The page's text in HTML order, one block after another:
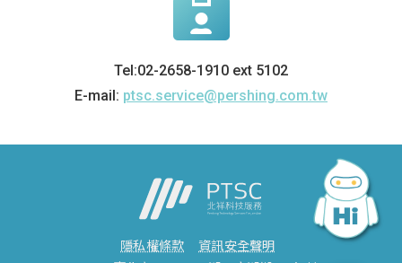
Tel:02-2658-1910 ext 5102
E-mail: ptsc.service@pershing.com.tw
隱私權條款
資訊安全聲明